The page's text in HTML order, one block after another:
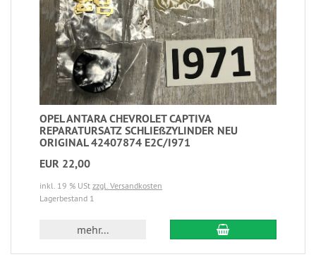
OPEL ANTARA CHEVROLET CAPTIVA
REPARATURSATZ SCHLIEßZYLINDER NEU
ORIGINAL 42407874 E2C/I971
EUR 22,00
inkl. 19 % USt zzgl. Versandkosten
Lagerbestand 1
mehr...